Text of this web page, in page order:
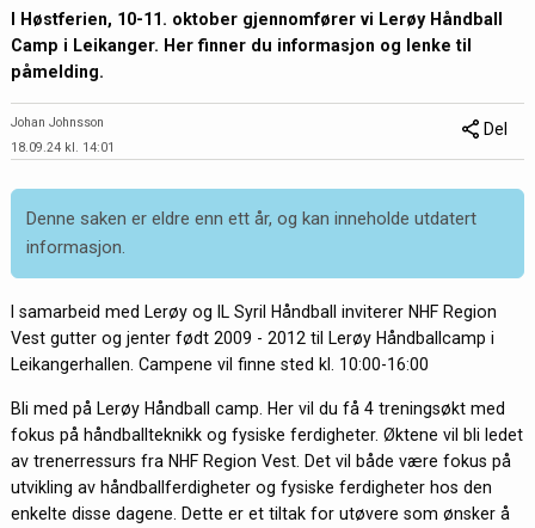
I Høstferien, 10-11. oktober gjennomfører vi Lerøy Håndball
Camp i Leikanger. Her finner du informasjon og lenke til
påmelding.
Johan Johnsson
18.09.24 kl. 14:01
Del
Denne saken er eldre enn ett år, og kan inneholde utdatert
informasjon.
I samarbeid med Lerøy og IL Syril Håndball inviterer NHF Region
Vest gutter og jenter født 2009 - 2012 til Lerøy Håndballcamp i
Leikangerhallen. Campene vil finne sted kl. 10:00-16:00
Bli med på Lerøy Håndball camp. Her vil du få 4 treningsøkt med
fokus på håndballteknikk og fysiske ferdigheter. Øktene vil bli ledet
av trenerressurs fra NHF Region Vest. Det vil både være fokus på
utvikling av håndballferdigheter og fysiske ferdigheter hos den
enkelte disse dagene. Dette er et tiltak for utøvere som ønsker å